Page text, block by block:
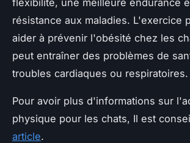
flexibilité, une meilleure endurance
résistance aux maladies. L'exercice
aider à prévenir l'obésité chez les
peut entraîner des problèmes de
troubles cardiaques ou respiratoires.
Pour avoir plus d'informations sur
physique pour les chats, Il est
article.